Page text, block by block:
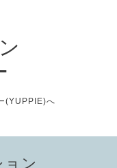
(YUPPIE)へ
ン